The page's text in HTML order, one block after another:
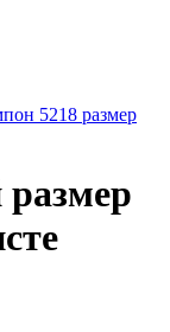
5218 размер